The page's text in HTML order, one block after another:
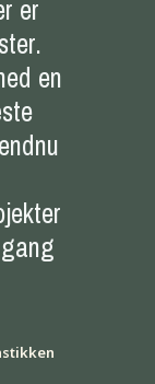
er
en